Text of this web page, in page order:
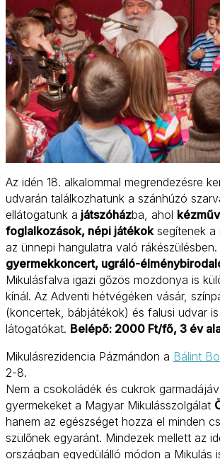
Az idén 18. alkalommal megrendezésre
udvarán találkozhatunk a szánhúzó
ellátogatunk a játszóházba, ahol
foglalkozások, népi játékoksegítenek a
az ünnepi hangulatra való
gyermekkoncert, ugráló-
Mikulásfalva igazi gőzös mozdonya is
kínál. Az Adventi hétvégéken vásár,
(koncertek, bábjátékok) és falusi udvar
látogatókat. Belépő: 2000 Ft/fő, 3 év
Mikulásrezidencia Pázmándon a Bálint
2-8.
Nem a csokoládék és cukrok
gyermekeket a Magyar Mikulásszolgálat
hanem az egészséget hozza el minden
szülőnek egyaránt. Mindezek mellett az
országban egyedülálló módon a Mikulás